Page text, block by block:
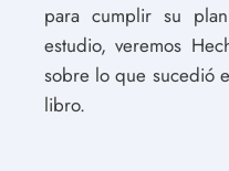
para cumplir su
estudio, veremos
sobre lo que sucedió
libro.